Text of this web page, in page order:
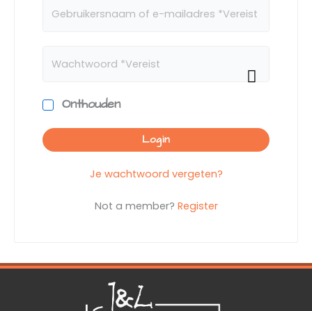
Onthouden
Login
Je wachtwoord vergeten?
Not a member? Register